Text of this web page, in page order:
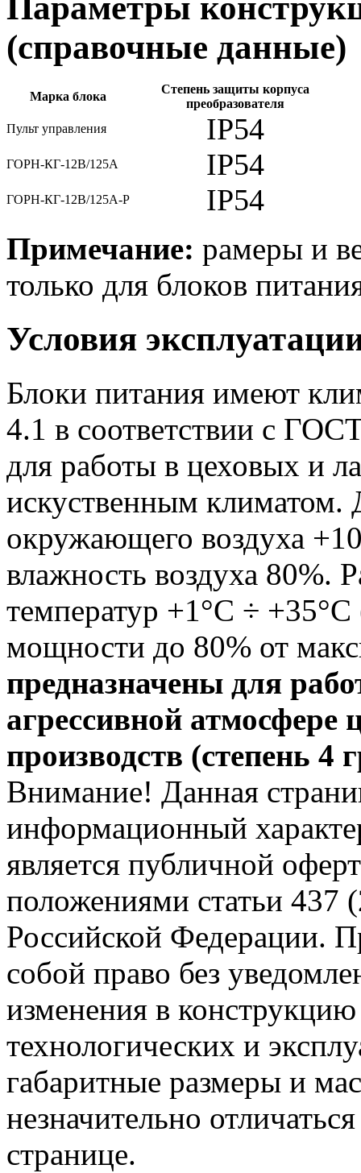
(справочные данные)
Марка блока
Степень защиты корпуса
преобразователя
Пульт управления
IP54
ГОРН-КГ-12В/125А IP54
ГОРН-КГ-12В/125А-Р IP54
Примечание: рамеры и
только для блоков
Условия
Блоки питания имеют
4.1 в соответствии с
для работы в цеховых и
искуственным климатом.
окружающего воздуха
влажность воздуха 80%.
температур +1°С ÷
мощности до 80% от
предназначены для
агрессивной атмосфере
производств (степень
Внимание! Данная
информационный
является публичной
положениями статьи 437
Российской Федерации.
собой право без
изменения в
технологических и
габаритные размеры и
незначительно
странице.